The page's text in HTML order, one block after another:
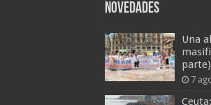
Novedades
Una
parte)
7